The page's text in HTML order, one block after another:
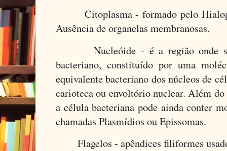
Citoplasma - formado pelo
Ausência de organelas membranosas.
Nucleóide - é a região onde se
bacteriano, constituído por uma
equivalente bacteriano dos núcleos de
carioteca ou envoltório nuclear. Além
a célula bacteriana pode ainda conter
chamadas Plasmídios ou Epissomas.
Flagelos - apêndices filiformes